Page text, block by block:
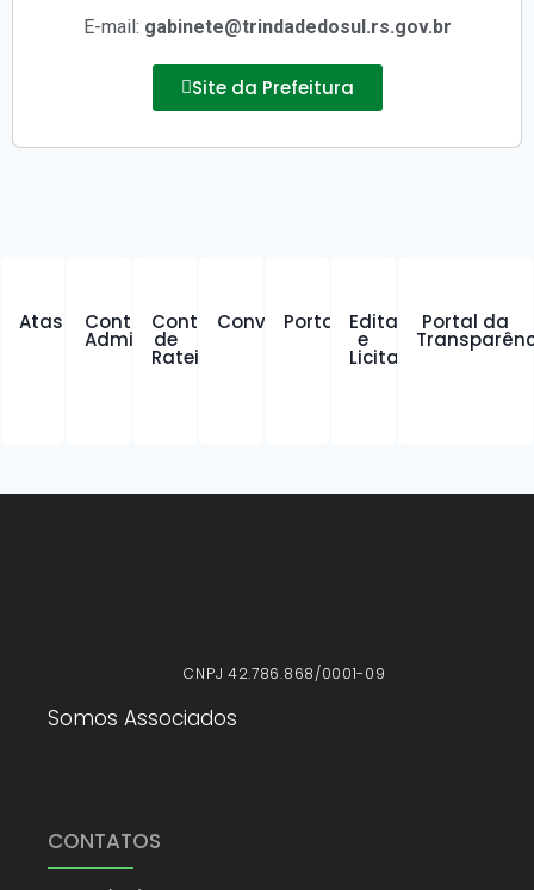
E-mail: gabinete@trindadedosul.rs.gov.br
Site da Prefeitura
Atas Contratos
Administrativos
Contratos
de
Rateio
ConvêniosPortariasEditais
e
Licitações
Portal da
CNPJ 42.786.868/0001-09
Somos Associados
CONTATOS